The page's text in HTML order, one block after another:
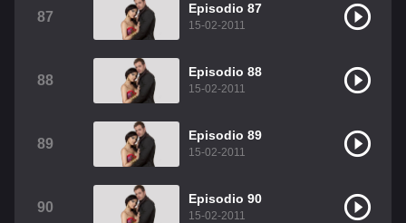
87
Episodio 87
15-02-2011
88
Episodio 88
15-02-2011
89
Episodio 89
15-02-2011
90
Episodio 90
15-02-2011